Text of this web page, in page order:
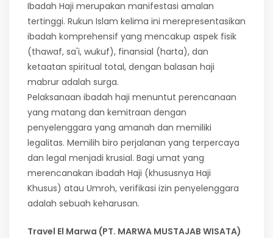
Ibadah Haji merupakan manifestasi amalan
tertinggi. Rukun Islam kelima ini merepresentasikan
ibadah komprehensif yang mencakup aspek fisik
(thawaf, sa'i, wukuf), finansial (harta), dan
ketaatan spiritual total, dengan balasan haji
mabrur adalah surga.
Pelaksanaan ibadah haji menuntut perencanaan
yang matang dan kemitraan dengan
penyelenggara yang amanah dan memiliki
legalitas. Memilih biro perjalanan yang terpercaya
dan legal menjadi krusial. Bagi umat yang
merencanakan ibadah Haji (khususnya Haji
Khusus) atau Umroh, verifikasi izin penyelenggara
adalah sebuah keharusan.
Travel El Marwa (PT. MARWA MUSTAJAB WISATA)